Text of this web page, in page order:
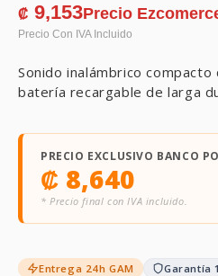
₡ 9,153
Sonido inalámbrico
batería recargable de larga
PRECIO EXCLUSIVO BANCO
₡ 8,640
* Precio final con IVA incluido.
Entrega 24h GAM Garantía